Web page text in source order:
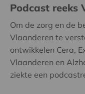
Podcast reeks
Om de zorg en de
Vlaanderen te
ontwikkelen Cera,
Vlaanderen en
ziekte een